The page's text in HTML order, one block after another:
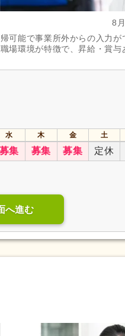
昇給あり(1,550)
通勤手当(1,361)
自転車通勤可(1,375)
8
可能で事業所外からの入力が
場環境が特徴で、昇給・賞与
水 木 金
土
募集 募集 募集 定休
へ進む